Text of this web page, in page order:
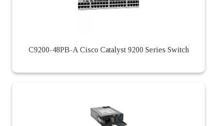
C9200-48PB-A Cisco Catalyst 9200 Series Switch